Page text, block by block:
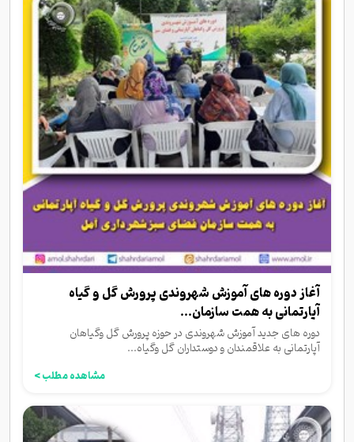
آغاز دوره های آموزش شهروندی پرورش گل و گیاه
آپارتمانی به همت سازمان...
دوره های جدید آموزش شهروندی در حوزه پرورش گل وگیاهان
آپارتمانی به علاقمندان و دوستداران گل وگیاه...
مشاهده مطلب >